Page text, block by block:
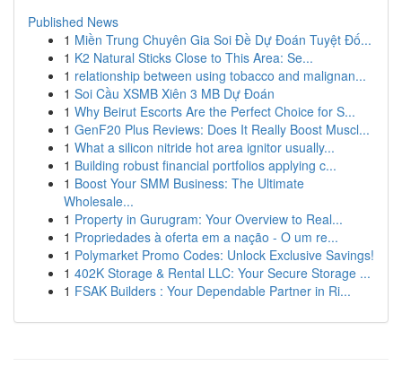
Published News
1 Miền Trung Chuyên Gia Soi Đề Dự Đoán Tuyệt Đố...
1 K2 Natural Sticks Close to This Area: Se...
1 relationship between using tobacco and malignan...
1 Soi Cầu XSMB Xiên 3 MB Dự Đoán
1 Why Beirut Escorts Are the Perfect Choice for S...
1 GenF20 Plus Reviews: Does It Really Boost Muscl...
1 What a silicon nitride hot area ignitor usually...
1 Building robust financial portfolios applying c...
1 Boost Your SMM Business: The Ultimate
Wholesale...
1 Property in Gurugram: Your Overview to Real...
1 Propriedades à oferta em a nação - O um re...
1 Polymarket Promo Codes: Unlock Exclusive Savings!
1 402K Storage & Rental LLC: Your Secure Storage ...
1 FSAK Builders : Your Dependable Partner in Ri...